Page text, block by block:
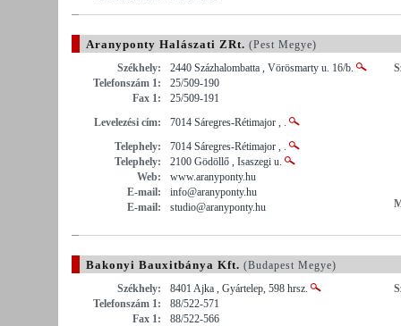
Aranyponty Halászati ZRt. (Pest Megye)
Székhely:
2440 Százhalombatta , Vörösmarty u. 16/b.
Telefonszám 1:
25/509-190
Fax 1:
25/509-191
Levelezési cím:
7014 Sáregres-Rétimajor , .
Telephely:
7014 Sáregres-Rétimajor , .
Telephely:
2100 Gödöllő , Isaszegi u.
Web:
www.aranyponty.hu
E-mail:
info@aranyponty.hu
E-mail:
studio@aranyponty.hu
Bakonyi Bauxitbánya Kft. (Budapest Megye)
Székhely:
8401 Ajka , Gyártelep, 598 hrsz.
Telefonszám 1:
88/522-571
Fax 1:
88/522-566